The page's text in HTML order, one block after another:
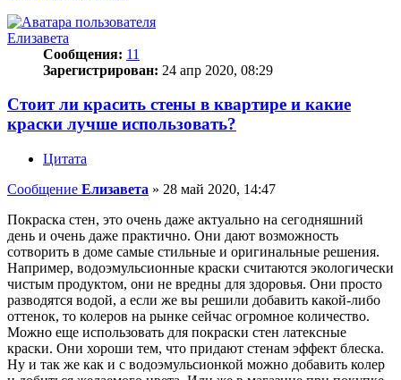
Елизавета
Сообщения: 11
Зарегистрирован: 24 апр 2020, 08:29
Стоит ли красить стены в квартире и какие
краски лучше использовать?
Цитата
Сообщение Елизавета » 28 май 2020, 14:47
Покраска стен, это очень даже актуально на сегодняшний
день и очень даже практично. Они дают возможность
сотворить в доме самые стильные и оригинальные решения.
Например, водоэмульсионные краски считаются экологически
чистым продуктом, они не вредны для здоровья. Они просто
разводятся водой, а если же вы решили добавить какой-либо
оттенок, то колеров на рынке сейчас огромное количество.
Можно еще использовать для покраски стен латексные
краски. Они хороши тем, что придают стенам эффект блеска.
Ну и так же как и с водоэмульсионкой можно добавить колер